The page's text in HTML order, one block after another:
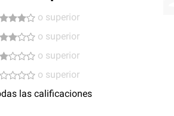
o superior
o superior
o superior
o superior
las calificaciones